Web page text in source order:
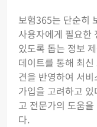
보험365는 단순히
사용자에게 필요한
있도록 돕는 정보
데이트를 통해 최
견을 반영하여 서
가입을 고려하고
고 전문가의 도움
다.